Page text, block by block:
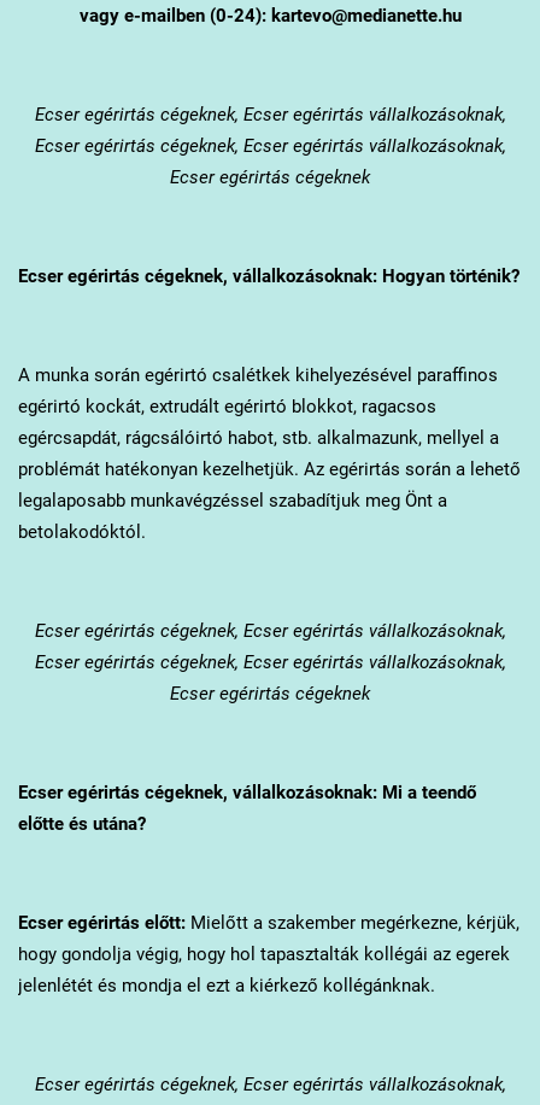
vagy e-mailben (0-24): kartevo@medianette.hu
Ecseregérirtás cégeknek, Ecser egérirtás vállalkozásoknak,
Ecser egérirtás cégeknek, Ecser egérirtás vállalkozásoknak,
Ecser egérirtás cégeknek
Ecseregérirtás cégeknek, vállalkozásoknak: Hogyan történik?
A munka során egérirtó csalétkek kihelyezésével paraffinos
egérirtó kockát, extrudált egérirtó blokkot, ragacsos
egércsapdát, rágcsálóirtó habot, stb. alkalmazunk, mellyel a
problémát hatékonyan kezelhetjük. Az egérirtás során a lehető
legalaposabb munkavégzéssel szabadítjuk meg Önt a
betolakodóktól.
Ecseregérirtás cégeknek, Ecser egérirtás vállalkozásoknak,
Ecser egérirtás cégeknek, Ecser egérirtás vállalkozásoknak,
Ecser egérirtás cégeknek
Ecseregérirtás cégeknek, vállalkozásoknak: Mi a teendő
előtte és utána?
Ecseregérirtás előtt:Mielőtt a szakember megérkezne, kérjük,
hogy gondolja végig, hogy hol tapasztalták kollégái az egerek
jelenlétét és mondja el ezt a kiérkező kollégánknak.
Ecseregérirtás cégeknek, Ecser egérirtás vállalkozásoknak,